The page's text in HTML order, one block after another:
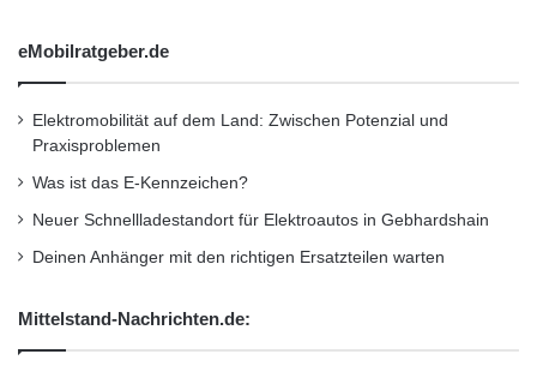
– Das Unternehmen spendete insgesamt 7,84
Millionen USD, davon 78
% für Bildungszwecke.
“Wir freuen uns sehr darüber, unseren ersten
Nachhaltigkeitsbericht vorzustellen und
dadurch unseren Einsatz für die nachhaltige
Entwicklung unseres Geschäftes und die
eMobilratgeber.de
Elektromobilität auf dem Land: Zwischen Potenzial und
Praxisproblemen
Was ist das E-Kennzeichen?
Neuer Schnellladestandort für Elektroautos in Gebhardshain
Deinen Anhänger mit den richtigen Ersatzteilen warten
Mittelstand-Nachrichten.de: